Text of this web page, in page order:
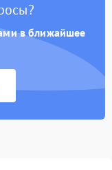
в ближайшее